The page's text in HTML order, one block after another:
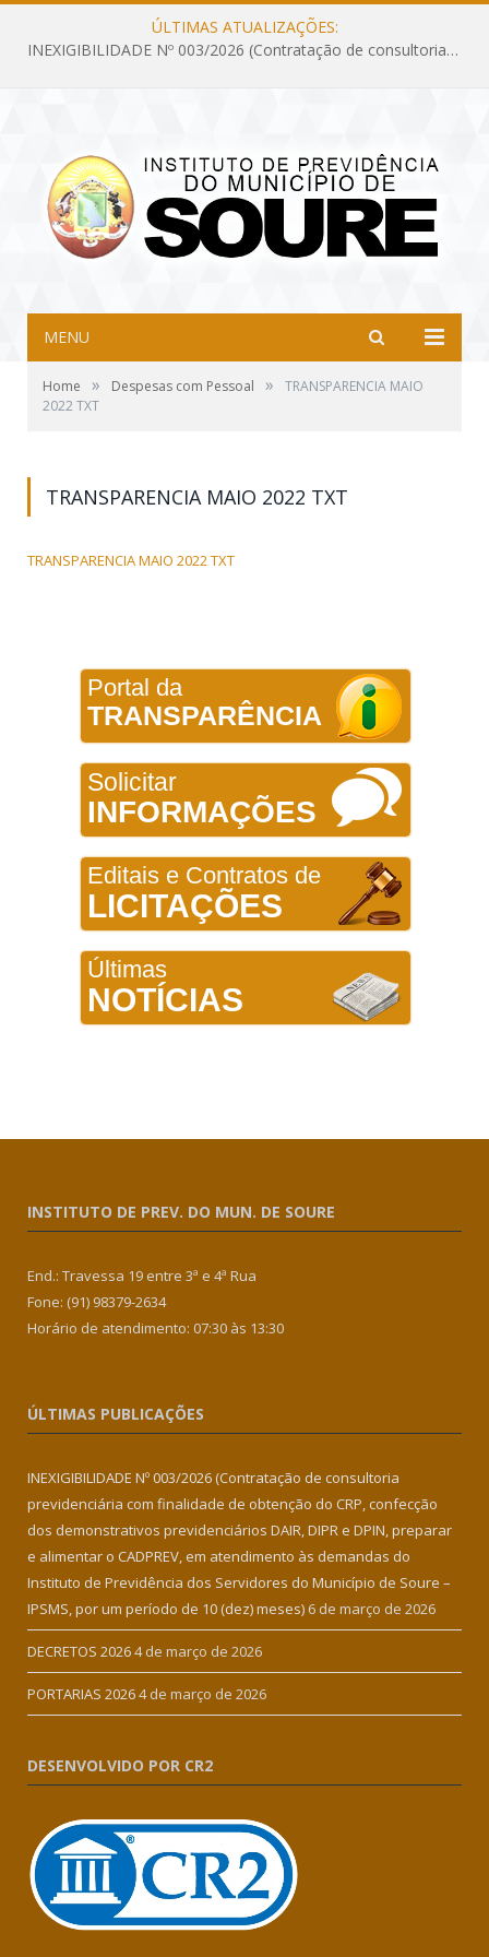
ÚLTIMAS ATUALIZAÇÕES:
INEXIGIBILIDADE Nº 003/2026 (Contratação de consultoria previdenciária com finalidade de obtenção do CRP, confecção dos demonstrativos previdenciários DAIR, DIPR e DPIN, preparar e alimentar o CADPREV, em atendimento às demandas do Instituto de Previdência dos Servidores do Município de Soure – IPSMS, por um período de 10 (dez) meses)
MENU
Home » Despesas com Pessoal »
TRANSPARENCIA MAIO
2022 TXT
TRANSPARENCIA MAIO 2022 TXT
TRANSPARENCIA MAIO 2022 TXT
Portal da
TRANSPARÊNCIA
Solicitar
INFORMAÇÕES
Editais e Contratos de
LICITAÇÕES
Últimas
NOTÍCIAS
INSTITUTO DE PREV. DO MUN. DE SOURE
End.: Travessa 19 entre 3ª e 4ª Rua
Fone: (91) 98379-2634
Horário de atendimento: 07:30 às 13:30
ÚLTIMAS PUBLICAÇÕES
INEXIGIBILIDADE Nº 003/2026 (Contratação de consultoria
previdenciária com finalidade de obtenção do CRP, confecção
dos demonstrativos previdenciários DAIR, DIPR e DPIN, preparar
e alimentar o CADPREV, em atendimento às demandas do
Instituto de Previdência dos Servidores do Município de Soure –
IPSMS, por um período de 10 (dez) meses) 6 de março de 2026
DECRETOS 20264 de março de 2026
PORTARIAS 20264 de março de 2026
DESENVOLVIDO POR CR2